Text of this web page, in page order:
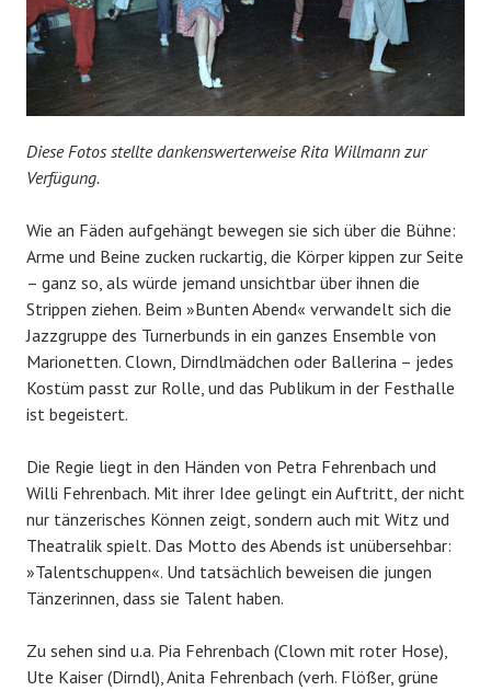
Diese Fotos stellte dankenswerterweise Rita Willmann zur
Verfügung.
Wie an Fäden aufgehängt bewegen sie sich über die Bühne:
Arme und Beine zucken ruckartig, die Körper kippen zur Seite
– ganz so, als würde jemand unsichtbar über ihnen die
Strippen ziehen. Beim »Bunten Abend« verwandelt sich die
Jazzgruppe des Turnerbunds in ein ganzes Ensemble von
Marionetten. Clown, Dirndlmädchen oder Ballerina – jedes
Kostüm passt zur Rolle, und das Publikum in der Festhalle
ist begeistert.
Die Regie liegt in den Händen von Petra Fehrenbach und
Willi Fehrenbach. Mit ihrer Idee gelingt ein Auftritt, der nicht
nur tänzerisches Können zeigt, sondern auch mit Witz und
Theatralik spielt. Das Motto des Abends ist unübersehbar:
»Talentschuppen«. Und tatsächlich beweisen die jungen
Tänzerinnen, dass sie Talent haben.
Zu sehen sind u.a. Pia Fehrenbach (Clown mit roter Hose),
Ute Kaiser (Dirndl), Anita Fehrenbach (verh. Flößer, grüne